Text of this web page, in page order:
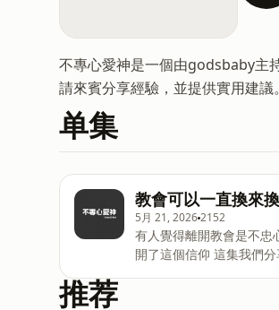
不專心愛神是一個由godsbaby主
請來賓分享經驗，並提供實用建議
单集
教會可以一直換來
5月 21, 20262152
有人覺得離開教會是不忠心， 也有人在教會裡受過傷、迷惘過、甚至待到喘不過氣也不敢做出決
開了這個信仰 這集我們分享自己換過幾間教會 聊聊那些離開與留下背後真正的原因 也許你現在正在適應新的
推荐